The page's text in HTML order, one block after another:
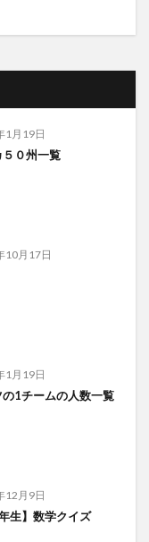
1月19日
０州一覧
10月17日
1月19日
の1チームの人数一覧
12月9日
生】数学クイズ